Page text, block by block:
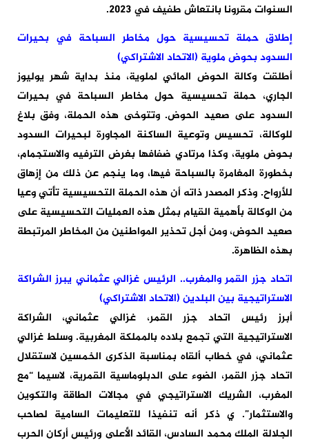
السنوات مقرونا بانتعاش طفيف في 2023.
إطلاق حملة تحسيسية حول مخاطر السباحة في بحيرات
السدود بحوض ملوية (الاتحاد الاشتراكي)
أطلقت وكالة الحوض المائي لملوية، منذ بداية شهر يوليوز
الجاري، حملة تحسيسية حول مخاطر السباحة في بحيرات
السدود على صعيد الحوض. وتتوخى هذه الحملة، وفق بلاغ
للوكالة، تحسيس وتوعية الساكنة المجاورة لبحيرات السدود
بحوض ملوية، وكذا مرتادي ضفافها بغرض الترفيه والاستجمام،
بخطورة المغامرة بالسباحة فيها، وما ينجم عن ذلك من إزهاق
للأرواح. وذكر المصدر ذاته أن هذه الحملة التحسيسية تأتي وعيا
من الوكالة بأهمية القيام بمثل هذه العمليات التحسيسية على
صعيد الحوض، ومن أجل تحذير المواطنين من المخاطر المرتبطة
بهذه الظاهرة.
اتحاد جزر القمر والمغرب.. الرئيس غزالي عثماني يبرز الشراكة
الاستراتيجية بين البلدين (الاتحاد الاشتراكي)
أبرز رئيس اتحاد جزر القمر، غزالي عثماني، الشراكة
الاستراتيجية التي تجمع بلاده بالمملكة المغربية. وسلط غزالي
عثماني، في خطاب ألقاه بمناسبة الذكرى الخمسين لاستقلال
اتحاد جزر القمر، الضوء على الدبلوماسية القمرية، لاسيما “مع
المغرب، الشريك الاستراتيجي في مجالات الطاقة والتكوين
والاستثمار”. ي ذكر أنه تنفيذا للتعليمات السامية لصاحب
الجلالة الملك محمد السادس، القائد الأعلى ورئيس أركان الحرب